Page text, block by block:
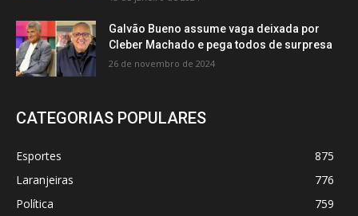
Galvão Bueno assume vaga deixada por
Cleber Machado e pega todos de surpresa
26 de novembro de 2024
CATEGORIAS POPULARES
Esportes
875
Laranjeiras
776
Política
759